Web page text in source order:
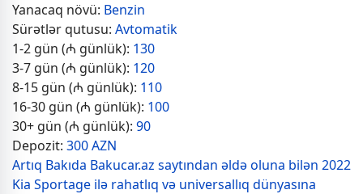
Yanacaq növü: Benzin
Sürətlər qutusu: Avtomatik
1-2 gün (₼ günlük): 130
3-7 gün (₼ günlük): 120
8-15 gün (₼ günlük): 110
16-30 gün (₼ günlük): 100
30+ gün (₼ günlük): 90
Depozit: 300 AZN
Artıq Bakıda Bakucar.az saytından əldə oluna bilən 2022
Kia Sportage ilə rahatlıq və universallıq dünyasına